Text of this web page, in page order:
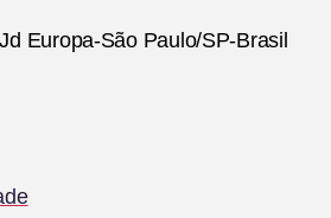
Europa-São Paulo/SP-Brasil